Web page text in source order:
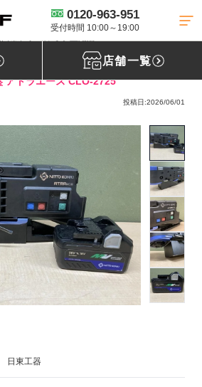
0120-963-951
受付時間 10:00～19:00
店舗一覧
磁気ボール盤買取
【買取実績】日東 磁
2725 ※ドリル回転動作未確認の為ジャンク、通
アトラエース CLO-2725
投稿日:2026/06/01
日東工器